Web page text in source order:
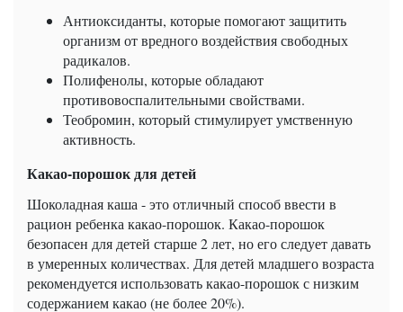
Антиоксиданты, которые помогают защитить
организм от вредного воздействия свободных
радикалов.
Полифенолы, которые обладают
противовоспалительными свойствами.
Теобромин, который стимулирует умственную
активность.
Какао-порошок для детей
Шоколадная каша - это отличный способ ввести в
рацион ребенка какао-порошок. Какао-порошок
безопасен для детей старше 2 лет, но его следует давать
в умеренных количествах. Для детей младшего возраста
рекомендуется использовать какао-порошок с низким
содержанием какао (не более 20%).